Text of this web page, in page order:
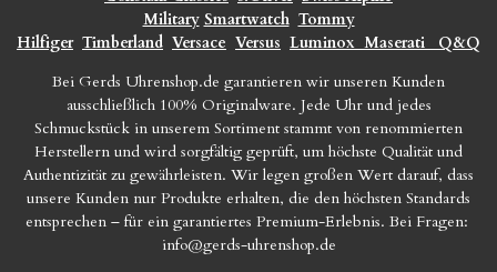
Military Smartwatch Tommy
Hilfiger Timberland Versace Versus Luminox Maserati
Q&Q
Bei Gerds Uhrenshop.de garantieren wir unseren Kunden
ausschließlich 100% Originalware. Jede Uhr und jedes
Schmuckstück in unserem Sortiment stammt von renommierten
Herstellern und wird sorgfältig geprüft, um höchste Qualität und
Authentizität zu gewährleisten. Wir legen großen Wert darauf, dass
unsere Kunden nur Produkte erhalten, die den höchsten Standards
entsprechen – für ein garantiertes Premium-Erlebnis. Bei Fragen:
info@gerds-uhrenshop.de